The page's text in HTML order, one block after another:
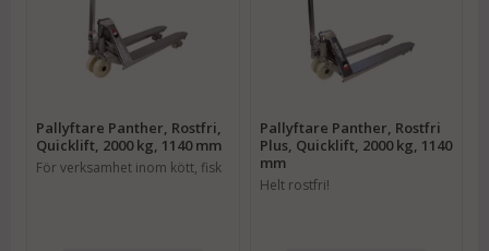
Pallyftare Panther, Rostfri,
Quicklift, 2000 kg, 1140 mm
För verksamhet inom kött, fisk
Pallyftare Panther, Rostfri
Plus, Quicklift, 2000 kg, 1140
mm
Helt rostfri!